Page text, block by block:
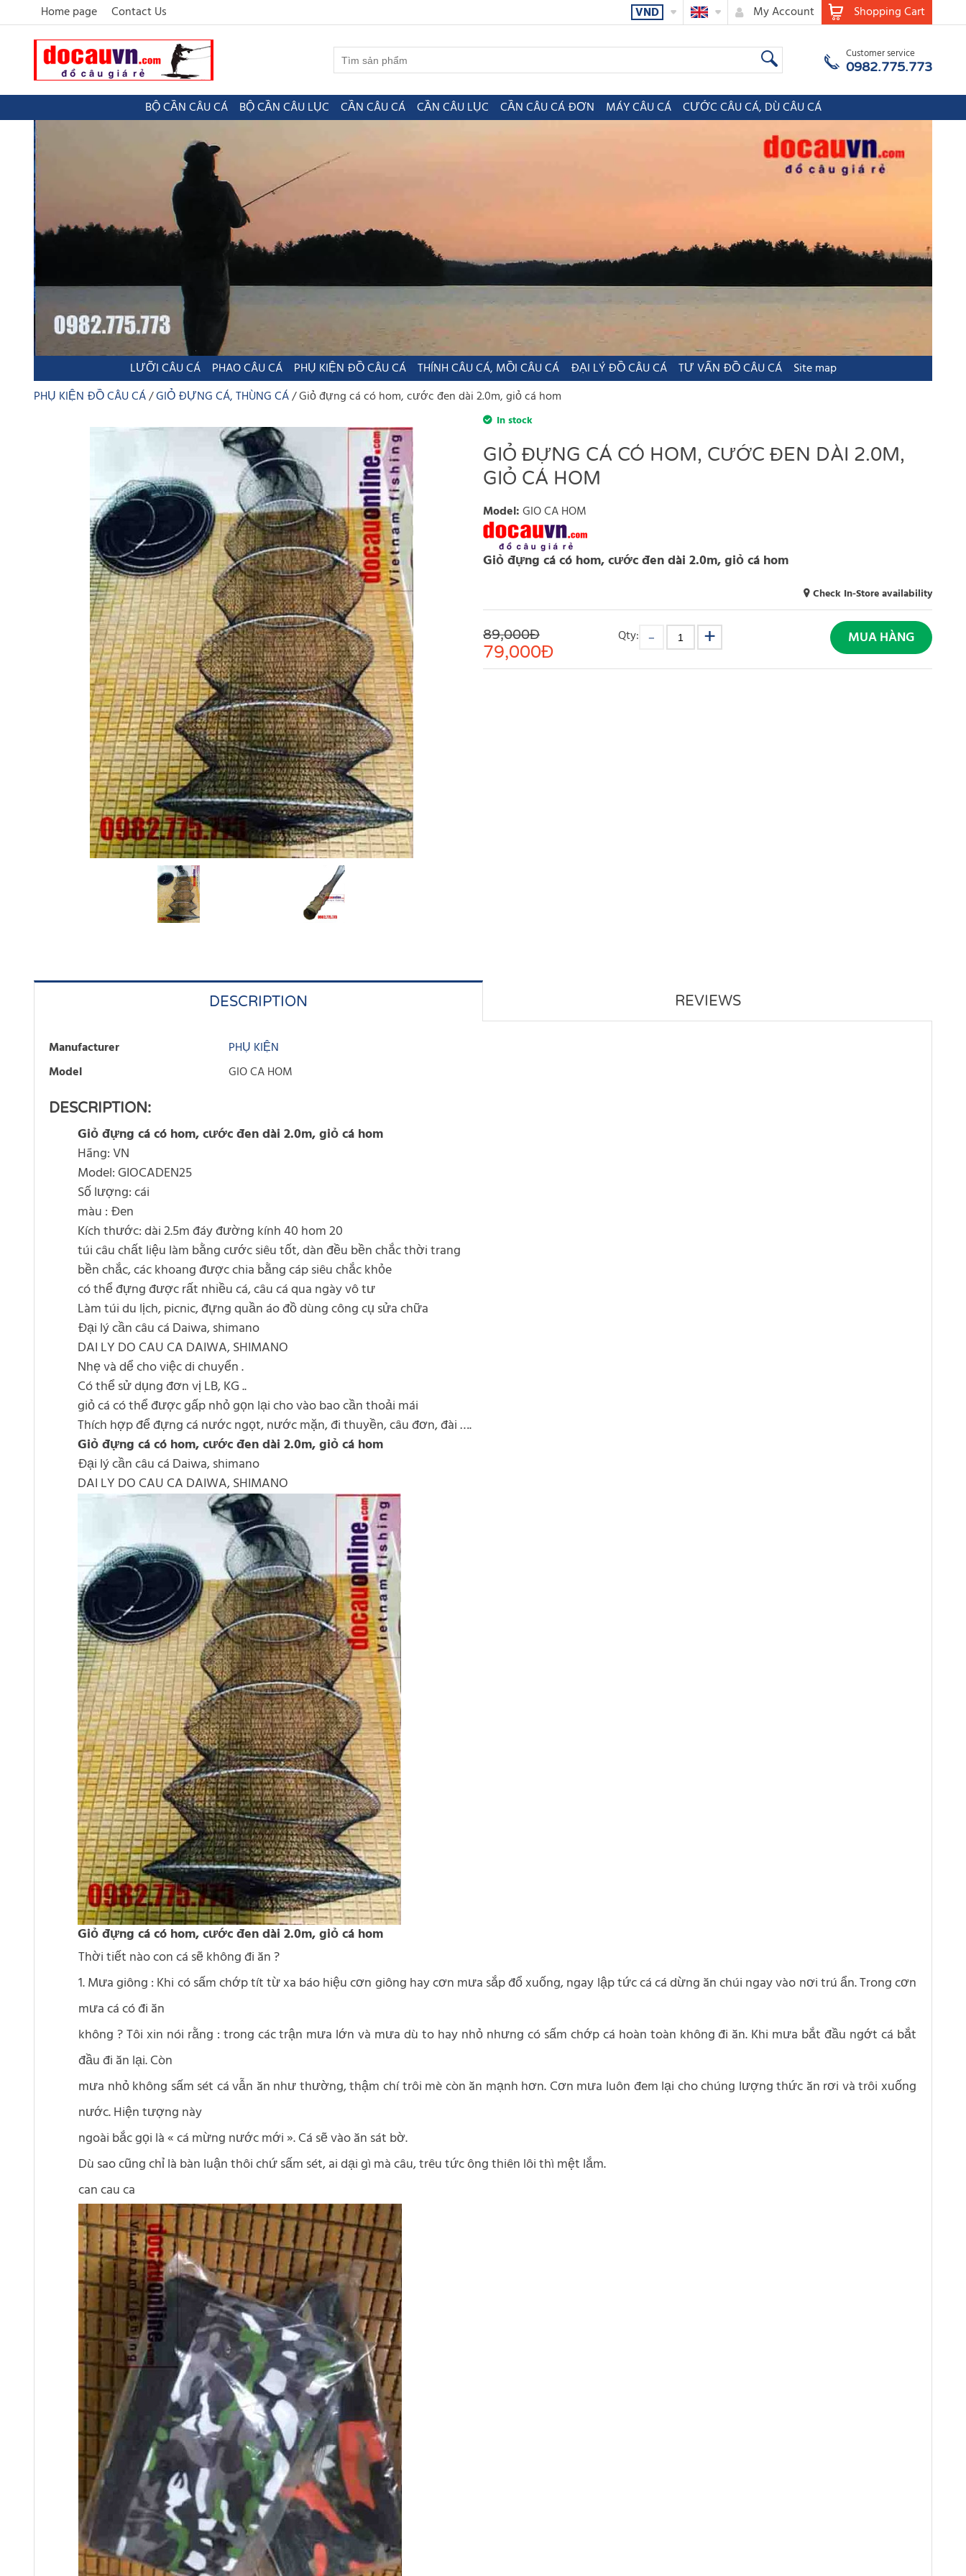
Home page Contact Us Shopping Cart
My Account
VND
Customer service
0982.775.773
BỘ CẦN CÂU CÁ BỘ CẦN CÂU LỤC CẦN CÂU CÁ CẦN CÂU LỤC CẦN CÂU CÁ ĐƠN MÁY CÂU CÁ CƯỚC CÂU CÁ, DÙ CÂU CÁ
LƯỠI CÂU CÁ PHAO CÂU CÁ PHỤ KIỆN ĐỒ CÂU CÁ THÍNH CÂU CÁ, MỒI CÂU CÁ ĐẠI LÝ ĐỒ CÂU CÁ TƯ VẤN ĐỒ CÂU CÁ
Site map
PHỤ KIỆN ĐỒ CÂU CÁ GIỎ ĐỰNG CÁ, THÙNG CÁ Giỏ đựng cá có hom, cước đen dài 2.0m, giỏ cá hom
In stock
GIỎ ĐỰNG CÁ CÓ HOM, CƯỚC ĐEN DÀI 2.0M,
GIỎ CÁ HOM
Model:GIO CA HOM
Giỏ đựng cá có hom, cước đen dài 2.0m, giỏ cá hom
Check In-Store availability
89,000Đ
79,000Đ
Qty: MUA HÀNG
DESCRIPTION REVIEWS
Manufacturer
PHỤ KIỆN
Model
GIO CA HOM
DESCRIPTION:
Giỏ đựng cá có hom, cước đen dài 2.0m, giỏ cá hom
Hãng: VN
Model: GIOCADEN25
Số lượng: cái
màu : Đen
Kích thước: dài 2.5m đáy đường kính 40 hom 20
túi câu chất liệu làm bằng cước siêu tốt, dàn đều bền chắc thời trang
bền chắc, các khoang được chia bằng cáp siêu chắc khỏe
có thể đựng được rất nhiều cá, câu cá qua ngày vô tư
Làm túi du lịch, picnic, đựng quần áo đồ dùng công cụ sửa chữa
Đại lý cần câu cá Daiwa, shimano
DAI LY DO CAU CA DAIWA, SHIMANO
Nhẹ và dể cho việc di chuyển .
Có thể sử dụng đơn vị LB, KG ..
giỏ cá có thể được gấp nhỏ gọn lại cho vào bao cần thoải mái
Thích hợp để đựng cá nước ngọt, nước mặn, đi thuyền, câu đơn, đài ….
Giỏ đựng cá có hom, cước đen dài 2.0m, giỏ cá hom
Đại lý cần câu cá Daiwa, shimano
DAI LY DO CAU CA DAIWA, SHIMANO
Giỏ đựng cá có hom, cước đen dài 2.0m, giỏ cá hom
Thời tiết nào con cá sẽ không đi ăn ?
1. Mưa giông : Khi có sấm chớp tít từ xa báo hiệu cơn giông hay cơn mưa sắp đổ xuống, ngay lập tức cá cá dừng ăn chúi ngay vào nơi trú ẩn. Trong cơn
mưa cá có đi ăn
không ? Tôi xin nói rằng : trong các trận mưa lớn và mưa dù to hay nhỏ nhưng có sấm chớp cá hoàn toàn không đi ăn. Khi mưa bắt đầu ngớt cá bắt
đầu đi ăn lại. Còn
mưa nhỏ không sấm sét cá vẫn ăn như thường, thậm chí trôi mè còn ăn mạnh hơn. Cơn mưa luôn đem lại cho chúng lượng thức ăn rơi và trôi xuống
nước. Hiện tượng này
ngoài bắc gọi là « cá mừng nước mới ». Cá sẽ vào ăn sát bờ.
Dù sao cũng chỉ là bàn luận thôi chứ sấm sét, ai dại gì mà câu, trêu tức ông thiên lôi thì mệt lắm.
can cau ca